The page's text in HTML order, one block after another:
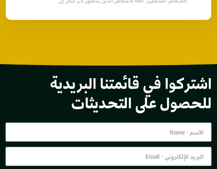
اشتركوا في قائمتنا البريدية
للحصول على التحديثات